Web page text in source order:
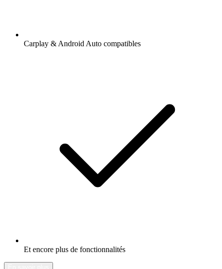
Carplay & Android Auto compatibles
Et encore plus de fonctionnalités